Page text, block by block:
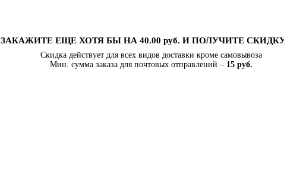
ЗАКАЖИТЕ ЕЩЕ ХОТЯ БЫ НА 40.00 руб. И ПОЛУЧИТЕ
Скидка действует для всех видов доставки кроме самовывоза
Мин. сумма заказа для почтовых отправлений – 15 руб.